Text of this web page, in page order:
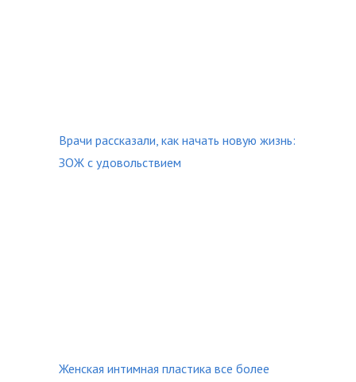
Врачи рассказали, как начать новую жизнь:
ЗОЖ с удовольствием
Женская интимная пластика все более